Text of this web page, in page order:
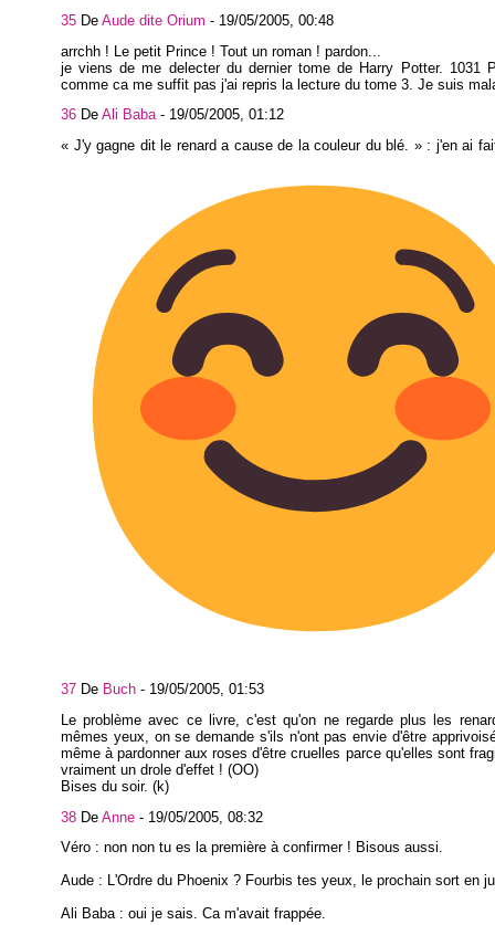
35 De Aude dite Orium - 19/05/2005, 00:48
arrchh ! Le petit Prince ! Tout un roman ! pardon...
je viens de me delecter du dernier tome de Harry Potter. 1031
comme ca me suffit pas j'ai repris la lecture du tome 3. Je suis
36 De Ali Baba- 19/05/2005, 01:12
« J'y gagne dit le renard a cause de la couleur du blé. » : j'en ai
37 De Buch - 19/05/2005, 01:53
Le problème avec ce livre, c'est qu'on ne regarde plus les
mêmes yeux, on se demande s'ils n'ont pas envie d'être
même à pardonner aux roses d'être cruelles parce qu'elles sont
vraiment un drole d'effet ! (OO)
Bises du soir. (k)
38 De Anne - 19/05/2005, 08:32
Véro : non non tu es la première à confirmer ! Bisous aussi.
Aude : L'Ordre du Phoenix ? Fourbis tes yeux, le prochain sort en
Ali Baba : oui je sais. Ca m'avait frappée.